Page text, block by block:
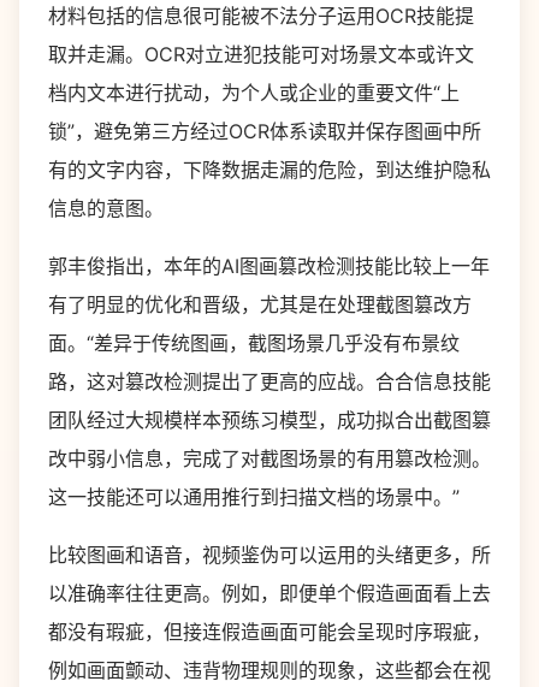
材料包括的信息很可能被不法分子运用OCR技能提
取并走漏。OCR对立进犯技能可对场景文本或许文
档内文本进行扰动，为个人或企业的重要文件“上
锁”，避免第三方经过OCR体系读取并保存图画中所
有的文字内容，下降数据走漏的危险，到达维护隐私
信息的意图。
郭丰俊指出，本年的AI图画篡改检测技能比较上一年
有了明显的优化和晋级，尤其是在处理截图篡改方
面。“差异于传统图画，截图场景几乎没有布景纹
路，这对篡改检测提出了更高的应战。合合信息技能
团队经过大规模样本预练习模型，成功拟合出截图篡
改中弱小信息，完成了对截图场景的有用篡改检测。
这一技能还可以通用推行到扫描文档的场景中。”
比较图画和语音，视频鉴伪可以运用的头绪更多，所
以准确率往往更高。例如，即便单个假造画面看上去
都没有瑕疵，但接连假造画面可能会呈现时序瑕疵，
例如画面颤动、违背物理规则的现象，这些都会在视